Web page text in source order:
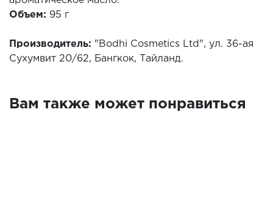
Объем: 95 г
Производитель: "Bodhi Cosmetics Ltd", ул. 36-ая
Сухумвит 20/62, Бангкок, Тайланд.
Вам также может понравиться